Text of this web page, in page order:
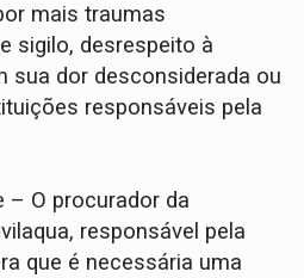
mais traumas
sigilo, desrespeito à
sua dor desconsiderada ou
responsáveis pela
– O procurador da
responsável pela
que é necessária uma